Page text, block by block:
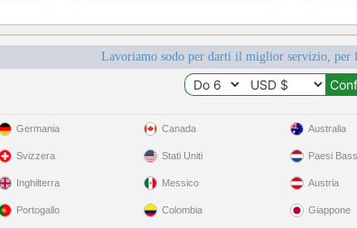
Lavoriamo sodo per darti il miglior servizio, per
Germania
Svizzera
Inghilterra
Portogallo
Canada
Stati Uniti
Messico
Colombia
Australia
Paesi
Austria
Giappone